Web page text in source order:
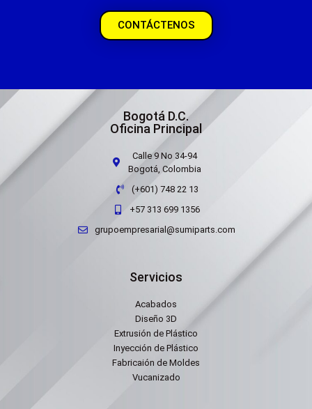
CONTÁCTENOS
Bogotá D.C.
Oficina Principal
Calle 9 No 34-94
Bogotá, Colombia
(+601) 748 22 13
+57 313 699 1356
grupoempresarial@sumiparts.com
Servicios
Acabados
Diseño 3D
Extrusión de Plástico
Inyección de Plástico
Fabricaión de Moldes
Vucanizado